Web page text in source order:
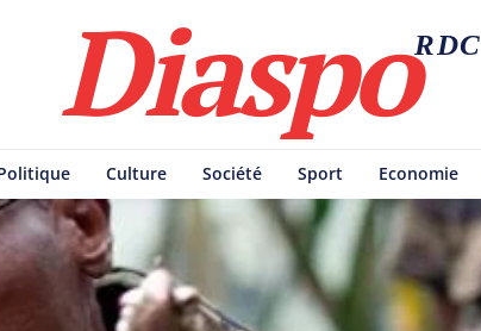
DiaspoRDC
Culture Société Sport Economie